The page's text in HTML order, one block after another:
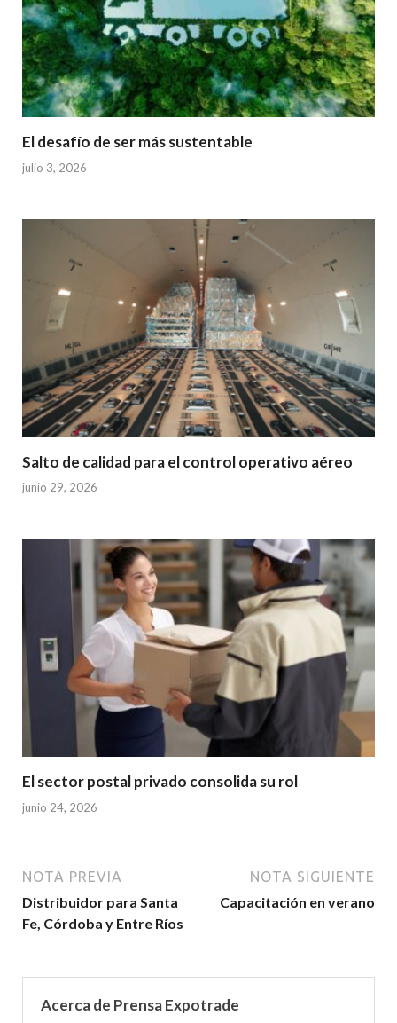
El desafío de ser más sustentable
julio 3, 2026
Salto de calidad para el control operativo aéreo
junio 29, 2026
El sector postal privado consolida su rol
junio 24, 2026
NOTA PREVIA
Distribuidor para Santa
Fe, Córdoba y Entre Ríos
NOTA SIGUIENTE
Capacitación en verano
Acerca de Prensa Expotrade